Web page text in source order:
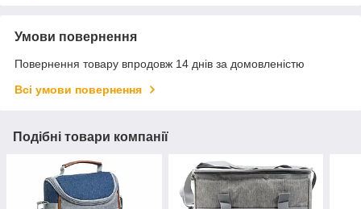
Умови повернення
Повернення товару впродовж 14 днів за домовленістю
Всі умови повернення
Подібні товари компанії